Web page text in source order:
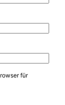
für